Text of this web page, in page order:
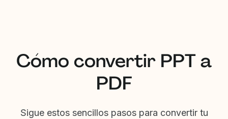
Cómo convertir PPT a
PDF
Sigue estos sencillos pasos para convertir tu